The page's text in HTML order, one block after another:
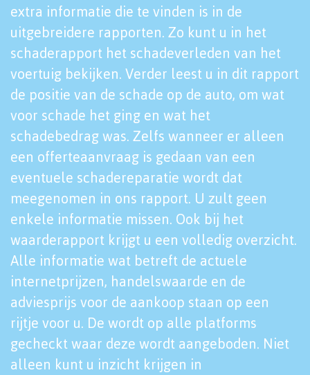
extra informatie die te vinden is in de
uitgebreidere rapporten. Zo kunt u in het
schaderapport het schadeverleden van het
voertuig bekijken. Verder leest u in dit rapport
de positie van de schade op de auto, om wat
voor schade het ging en wat het
schadebedrag was. Zelfs wanneer er alleen
een offerteaanvraag is gedaan van een
eventuele schadereparatie wordt dat
meegenomen in ons rapport. U zult geen
enkele informatie missen. Ook bij het
waarderapport krijgt u een volledig overzicht.
Alle informatie wat betreft de actuele
internetprijzen, handelswaarde en de
adviesprijs voor de aankoop staan op een
rijtje voor u. De wordt op alle platforms
gecheckt waar deze wordt aangeboden. Niet
alleen kunt u inzicht krijgen in